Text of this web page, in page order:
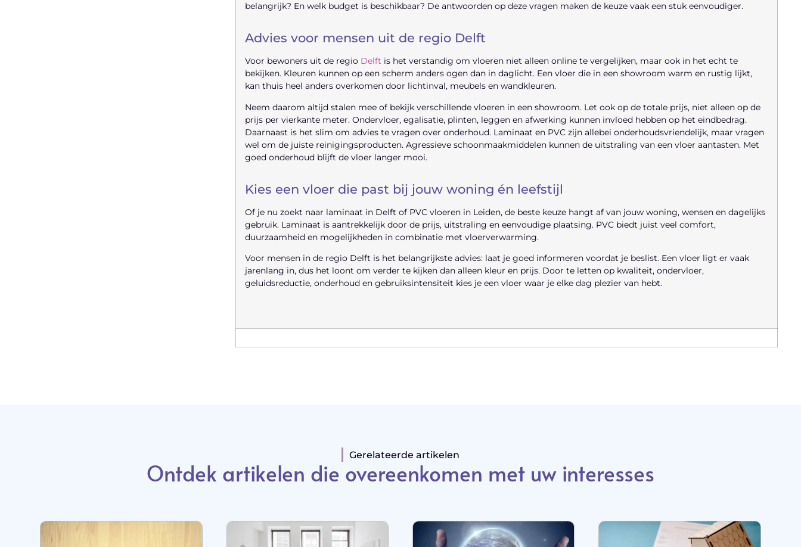
belangrijk? En welk budget is beschikbaar? De antwoorden op deze vragen maken de keuze vaak een stuk eenvoudiger.
Advies voor mensen uit de regio Delft
Voor bewoners uit de regio Delft is het verstandig om vloeren niet alleen online te vergelijken, maar ook in het echt te
bekijken. Kleuren kunnen op een scherm anders ogen dan in daglicht. Een vloer die in een showroom warm en rustig lijkt,
kan thuis heel anders overkomen door lichtinval, meubels en wandkleuren.
Neem daarom altijd stalen mee of bekijk verschillende vloeren in een showroom. Let ook op de totale prijs, niet alleen op de
prijs per vierkante meter. Ondervloer, egalisatie, plinten, leggen en afwerking kunnen invloed hebben op het eindbedrag.
Daarnaast is het slim om advies te vragen over onderhoud. Laminaat en PVC zijn allebei onderhoudsvriendelijk, maar vragen
wel om de juiste reinigingsproducten. Agressieve schoonmaakmiddelen kunnen de uitstraling van een vloer aantasten. Met
goed onderhoud blijft de vloer langer mooi.
Kies een vloer die past bij jouw woning én leefstijl
Of je nu zoekt naar laminaat in Delft of PVC vloeren in Leiden, de beste keuze hangt af van jouw woning, wensen en dagelijks
gebruik. Laminaat is aantrekkelijk door de prijs, uitstraling en eenvoudige plaatsing. PVC biedt juist veel comfort,
duurzaamheid en mogelijkheden in combinatie met vloerverwarming.
Voor mensen in de regio Delft is het belangrijkste advies: laat je goed informeren voordat je beslist. Een vloer ligt er vaak
jarenlang in, dus het loont om verder te kijken dan alleen kleur en prijs. Door te letten op kwaliteit, ondervloer,
geluidsreductie, onderhoud en gebruiksintensiteit kies je een vloer waar je elke dag plezier van hebt.
Gerelateerde artikelen
Ontdek artikelen die overeenkomen met uw interesses